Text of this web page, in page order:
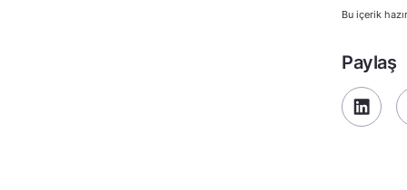
Bu içerik
Paylaş